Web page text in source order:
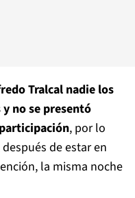
Tralcal nadie los
no se presentó
, por lo
de estar en
la misma noche